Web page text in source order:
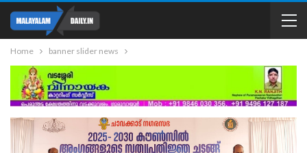
Home banner slider news